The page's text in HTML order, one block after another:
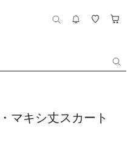
マキシ丈スカート